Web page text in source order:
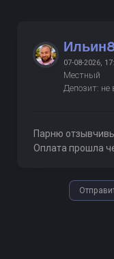
07-08-2026,
Местный
Депозит: не
Парню
Оплата прошла